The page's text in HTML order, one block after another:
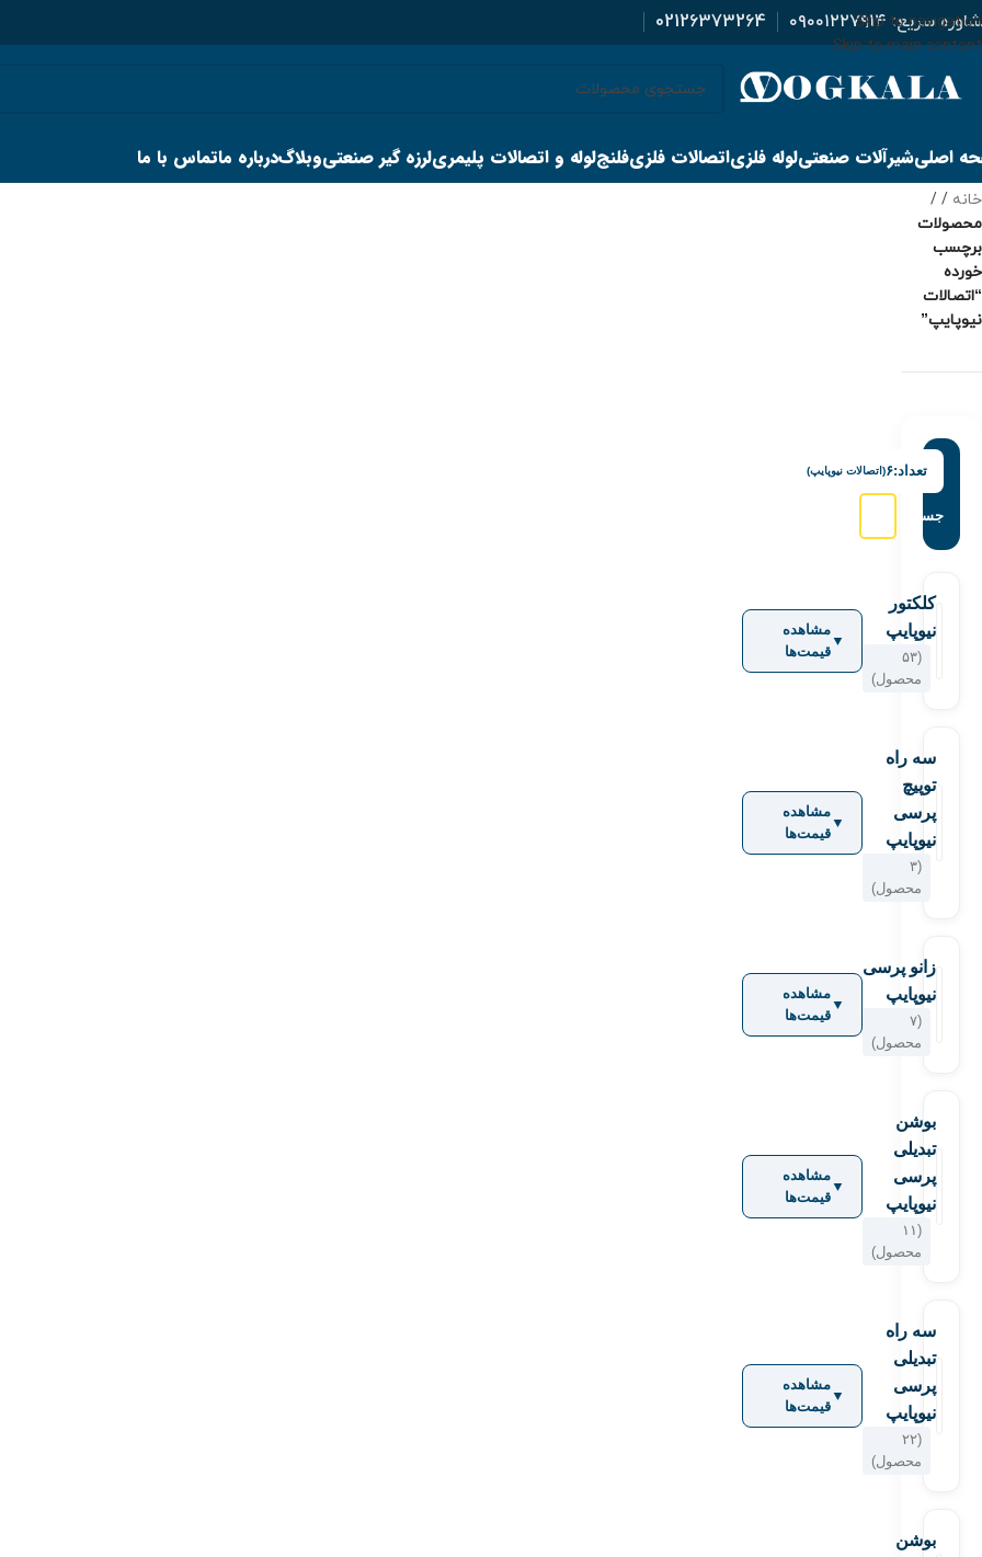
Skip to navigation
Skip to main content
سریع:۰۹۰۰۱۲۲۷۹۱۴ 02126373264
اصلیشیرآلات صنعتیلوله فلزیاتصالات فلزیفلنجلوله و اتصالات پلیمریلرزه گیر صنعتیوبلاگدرباره ماتماس با ما
خانه /
محصولات
برچسب
خورده
“اتصالات
نیوپایپ”
تعداد:۶(اتصالات نیوپایپ)
جستجو:
کلکتور
نیوپایپ
(۵۳
محصول)
▼
مشاهده
قیمت‌ها
سه راه
توپیچ
پرسی
نیوپایپ
(۳
محصول)
▼
مشاهده
قیمت‌ها
زانو پرسی
نیوپایپ
(۷
محصول)
▼
مشاهده
قیمت‌ها
بوشن
تبدیلی
پرسی
نیوپایپ
(۱۱
محصول)
▼
مشاهده
قیمت‌ها
سه راه
تبدیلی
پرسی
نیوپایپ
(۲۲
محصول)
▼
مشاهده
قیمت‌ها
بوشن